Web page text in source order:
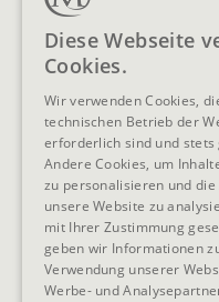
Lage & Anreise
Blog
FAQ
SOCIAL MEDIA
Diese Webseite
Cookies.
Wir verwenden Cookies,
technischen Betrieb der
erforderlich sind und stets
Andere Cookies, um
zu personalisieren und
unsere Website zu
mit Ihrer Zustimmung
geben wir Informationen
Verwendung unserer
Werbe- und